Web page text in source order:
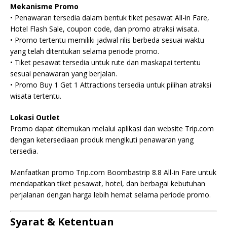
Mekanisme Promo
• Penawaran tersedia dalam bentuk tiket pesawat All-in Fare,
Hotel Flash Sale, coupon code, dan promo atraksi wisata.
• Promo tertentu memiliki jadwal rilis berbeda sesuai waktu
yang telah ditentukan selama periode promo.
• Tiket pesawat tersedia untuk rute dan maskapai tertentu
sesuai penawaran yang berjalan.
• Promo Buy 1 Get 1 Attractions tersedia untuk pilihan atraksi
wisata tertentu.
Lokasi Outlet
Promo dapat ditemukan melalui aplikasi dan website Trip.com
dengan ketersediaan produk mengikuti penawaran yang
tersedia.
Manfaatkan promo Trip.com Boombastrip 8.8 All-in Fare untuk
mendapatkan tiket pesawat, hotel, dan berbagai kebutuhan
perjalanan dengan harga lebih hemat selama periode promo.
Syarat & Ketentuan